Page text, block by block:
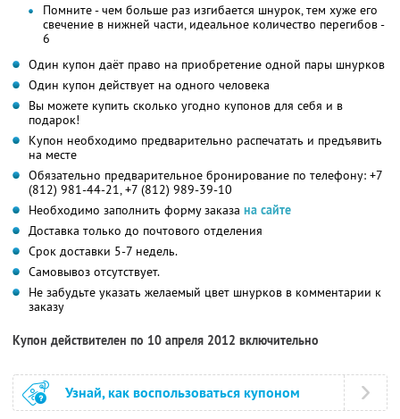
Помните - чем больше раз изгибается шнурок, тем хуже его
свечение в нижней части, идеальное количество перегибов -
6
Один купон даёт право на приобретение одной пары шнурков
Один купон действует на одного человека
Вы можете купить сколько угодно купонов для себя и в
подарок!
Купон необходимо предварительно распечатать и предъявить
на месте
Обязательно предварительное бронирование по телефону: +7
(812) 981-44-21, +7 (812) 989-39-10
Необходимо заполнить форму заказа на сайте
Доставка только до почтового отделения
Срок доставки 5-7 недель.
Самовывоз отсутствует.
Не забудьте указать желаемый цвет шнурков в комментарии к
заказу
Купон действителен по 10 апреля 2012 включительно
Узнай, как воспользоваться купоном